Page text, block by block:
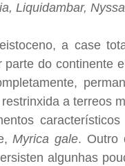
Liquidambar,
a case
parte do continente
a terreos
Myrica gale. Outro
algunhas